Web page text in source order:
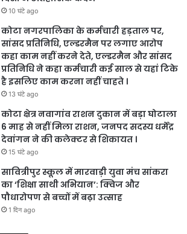
10 घंटे ago
कोटा नगरपालिका के कर्मचारी हड़ताल पर,
सांसद प्रतिनिधि, एल्डरमैन पर लगाए आरोप
कहा काम नहीं करने देते, एल्डरमैन और सांसद
प्रतिनिधि ने कहा कर्मचारी कई साल से यहां टिके
है इसलिए काम करना नहीं चाहते ।
13 घंटे ago
कोटा क्षेत्र नवागांव राशन दुकान में बड़ा घोटाला
6 माह से नहीं मिला राशन, जनपद सदस्य धर्मेंद्र
देवांगन ने की कलेक्टर से शिकायत ।
15 घंटे ago
सावित्रीपुर स्कूल में मारवाड़ी युवा मंच सांकरा
का ‘शिक्षा साथी अभियान’: क्विज और
पौधारोपण से बच्चों में बढ़ा उत्साह
1 दिन ago